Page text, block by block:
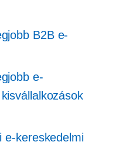
B2B e-
e-
e-kereskedelmi